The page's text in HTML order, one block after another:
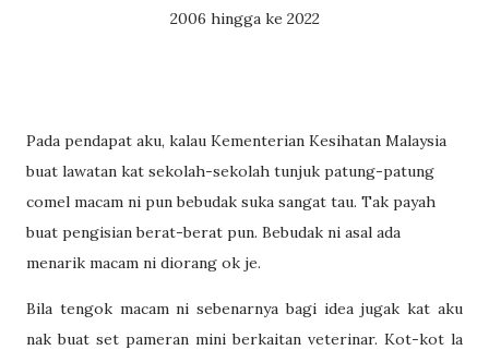
2006 hingga ke 2022
Pada pendapat aku, kalau Kementerian Kesihatan Malaysia
buat lawatan kat sekolah-sekolah tunjuk patung-patung
comel macam ni pun bebudak suka sangat tau. Tak payah
buat pengisian berat-berat pun. Bebudak ni asal ada
menarik macam ni diorang ok je.
Bila tengok macam ni sebenarnya bagi idea jugak kat aku
nak buat set pameran mini berkaitan veterinar. Kot-kot la